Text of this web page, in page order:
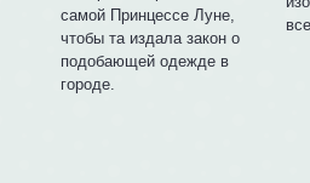
самой Принцессе Луне,
чтобы та издала закон о
подобающей одежде в
городе.